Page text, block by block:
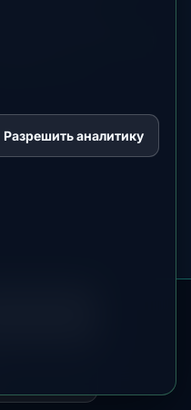
60 минут при
проявления
со
Разрешить аналитику